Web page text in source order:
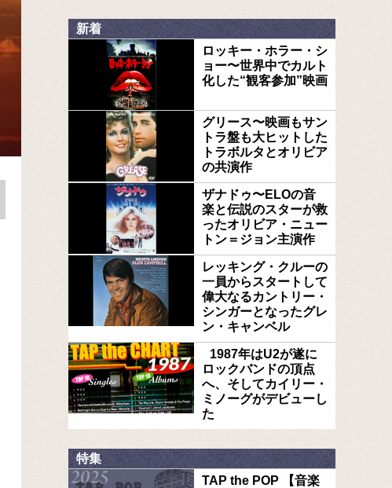
新着
ロッキー・ホラー・シ
ョー〜世界中でカルト
化した“観客参加”映画
グリース〜映画もサン
トラ盤も大ヒットした
トラボルタとオリビア
の共演作
ザナドゥ〜ELOの音
楽と伝説のスターが救
ったオリビア・ニュー
トン＝ジョン主演作
レッキング・クルーの
一員からスタートして
偉大なるカントリー・
シンガーとなったグレ
ン・キャンベル
1987年はU2が遂に
ロックバンドの頂点
へ、そしてカイリー・
ミノーグがデビューし
た
特集
TAP the POP 【音楽